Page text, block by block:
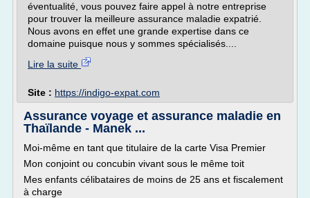
éventualité, vous pouvez faire appel à notre entreprise
pour trouver la meilleure assurance maladie expatrié.
Nous avons en effet une grande expertise dans ce
domaine puisque nous y sommes spécialisés....
Lire la suite
Site : https://indigo-expat.com
Assurance voyage et assurance maladie en
Thaïlande - Manek ...
Moi-même en tant que titulaire de la carte Visa Premier
Mon conjoint ou concubin vivant sous le même toit
Mes enfants célibataires de moins de 25 ans et fiscalement
à charge